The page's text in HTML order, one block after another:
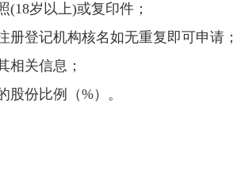
岁以上)或复印件；
登记机构核名如无重复即可申请；
相关信息；
份比例（%）。